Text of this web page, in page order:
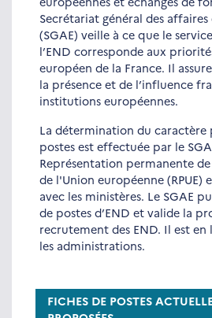
Secrétariat général des
(SGAE) veille à ce que le
l’END corresponde aux
européen de la France. Il
la présence et de l’influence
institutions européennes.
La détermination du caractère
postes est effectuée par le
Représentation permanente
de l'Union européenne (RPUE)
avec les ministères. Le SGAE
de postes d’END et valide la
recrutement des END. Il est
les administrations.
FICHES DE POSTES